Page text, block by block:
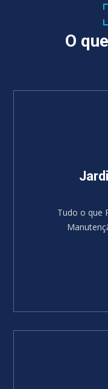
O
Tudo o que